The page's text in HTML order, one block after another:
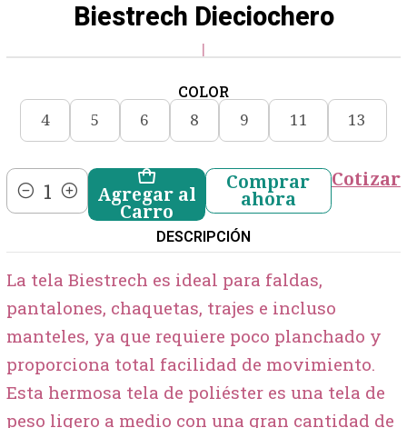
Biestrech Dieciochero
|
COLOR
4 5 6 8 9 11 13
Cantidad
Agregar al
Carro
Comprar
ahora
Cotizar
DESCRIPCIÓN
La tela Biestrech es ideal para faldas,
pantalones, chaquetas, trajes e incluso
manteles, ya que requiere poco planchado y
proporciona total facilidad de movimiento.
Esta hermosa tela de poliéster es una tela de
peso ligero a medio con una gran cantidad de